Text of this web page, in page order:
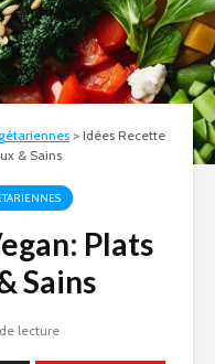
> Idées Recette
& Sains
Plats
Sains
lecture